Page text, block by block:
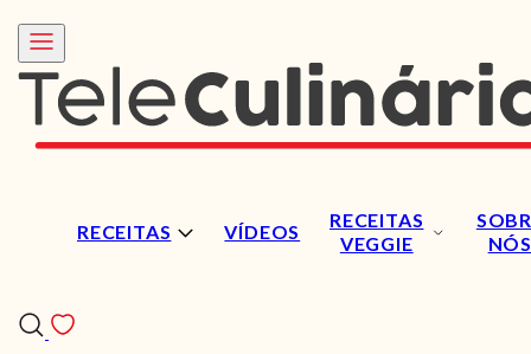
RECEITAS VÍDEOS
RECEITAS
VEGGIE
NÓS